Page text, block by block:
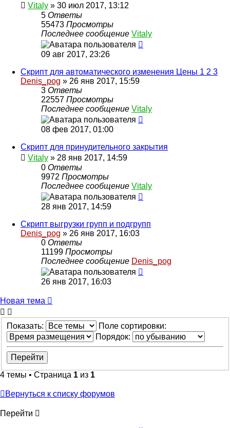
Vitaly » 30 июл 2017, 13:12
5 Ответы
55473 Просмотры
Последнее сообщение Vitaly
09 авг 2017, 23:26
Скрипт для автоматического изменения Цены 1 2 3
Denis_pog » 26 янв 2017, 15:59
3 Ответы
22557 Просмотры
Последнее сообщение Vitaly
08 фев 2017, 01:00
Скрипт для принудительного закрытия
Vitaly » 28 янв 2017, 14:59
0 Ответы
9972 Просмотры
Последнее сообщение Vitaly
28 янв 2017, 14:59
Скрипт выгрузки групп и подгрупп
Denis_pog » 26 янв 2017, 16:03
0 Ответы
11199 Просмотры
Последнее сообщение Denis_pog
26 янв 2017, 16:03
Новая тема
Показать:
Поле сортировки:
Порядок:
4 темы • Страница 1 из 1
Вернуться к списку форумов
Перейти